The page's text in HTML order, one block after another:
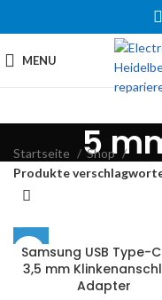
MENU
5
Startseite
Shop
Produkte
Samsung USB Type-
3,5 mm
Adapter